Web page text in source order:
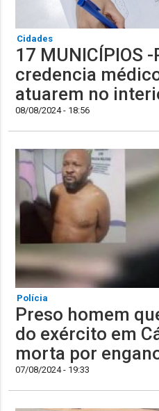
Cidades
17 MUNICÍPIOS
credencia
atuarem no
08/08/2024 - 18:56
Polícia
Preso homem
do exército em
morta por
07/08/2024 - 19:33